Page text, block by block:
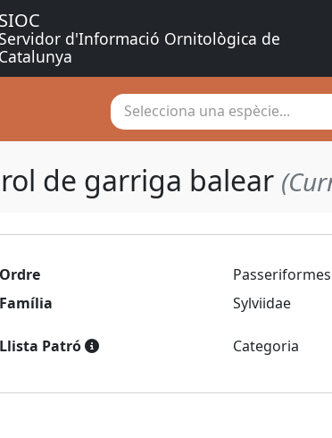
SIOC
d'Informació Ornitològica de
Catalunya
Selecciona una espècie...
de garriga balear
Ordre
Passeriformes
Família
Sylviidae
Llista Patró Categoria